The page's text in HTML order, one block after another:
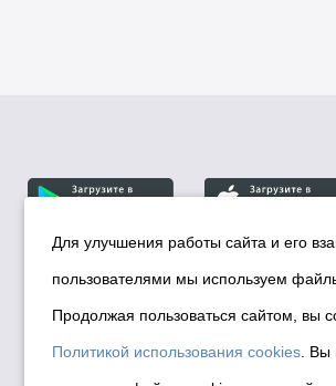
© Департамент информационной
города Новосибирска, 2026
Политика использования
Политика по обработке
Для улучшения работы сайта и его
пользователями мы используем
Продолжая пользоваться сайтом, вы
Политикой использования cookies .